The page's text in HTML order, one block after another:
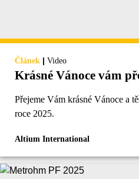
Článek | Video
Krásné Vánoce vám
Přejeme Vám krásné Vánoce a
roce 2025.
Altium International